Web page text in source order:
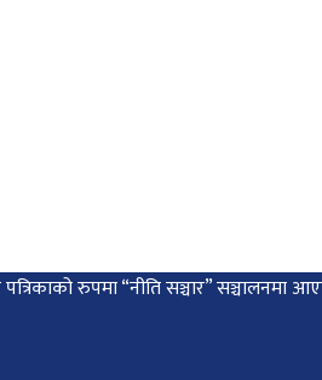
रुपमा “नीति सञ्चार” सञ्चालनमा